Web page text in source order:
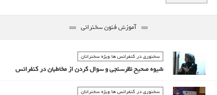
نمی شود. این کار نیز اشکالات خاص خود را دارد .در اینجا به هفت مورد از آنها اشاره می
آموزش فنون سخنرانی
سخنوری در کنفرانس ها ويژه سخنرانان
شیوه صحیح نظرسنجی و سوال کردن از مخاطبان در کنفرانس
سخنوری در کنفرانس ها ويژه سخنرانان